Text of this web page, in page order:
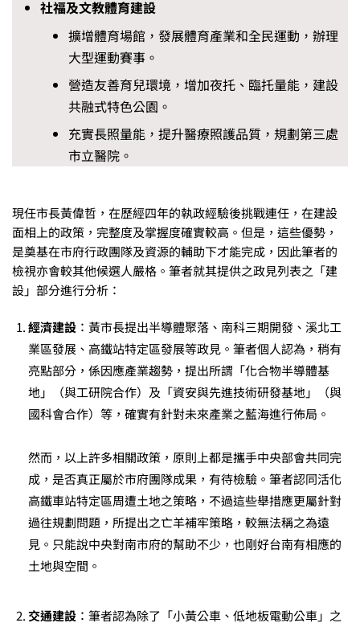
社福及文教體育建設
擴增體育場館，發展體育產業和全民運動，辦理
大型運動賽事。
營造友善育兒環境，增加夜托、臨托量能，建設
共融式特色公園。
充實長照量能，提升醫療照護品質，規劃第三處
市立醫院。
現任市長黃偉哲，在歷經四年的執政經驗後挑戰連任，在建設
面相上的政策，完整度及掌握度確實較高。但是，這些優勢，
是奠基在市府行政團隊及資源的輔助下才能完成，因此筆者的
檢視亦會較其他候選人嚴格。筆者就其提供之政見列表之「建
設」部分進行分析：
經濟建設 ：黃市長提出半導體聚落、南科三期開發、溪北工
業區發展、高鐵站特定區發展等政見。筆者個人認為，稍有
亮點部分，係因應產業趨勢，提出所謂「化合物半導體基
地」（與工研院合作）及「資安與先進技術研發基地」（與
國科會合作）等，確實有針對未來產業之藍海進行佈局。
然而，以上許多相關政策，原則上都是攜手中央部會共同完
成，是否真正屬於市府團隊成果，有待檢驗。筆者認同活化
高鐵車站特定區周遭土地之策略，不過這些舉措應更屬針對
過往規劃問題，所提出之亡羊補牢策略，較無法稱之為遠
見。只能說中央對南市府的幫助不少，也剛好台南有相應的
土地與空間。
交通建設 ：筆者認為除了「小黃公車、低地板電動公車」之